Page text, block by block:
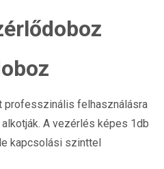
professzinális felhasználásra
A vezérlés képes 1db
kapcsolási szinttel